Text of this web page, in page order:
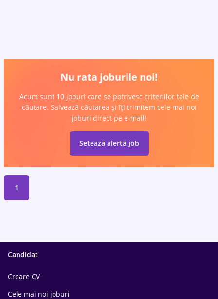
Nu rata joburile noi!
Acum sunt 10 joburi care se potrivesc criteriilor tale de
căutare. Salvează căutarea și îți trimitem cele mai noi
joburi direct pe e-mail!
Setează alertă job
1
Candidat
Creare CV
Cele mai noi joburi